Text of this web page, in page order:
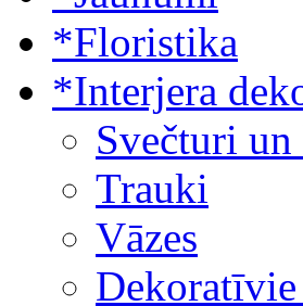
*Floristika
*Interjera
Svečturi un
Trauki
Vāzes